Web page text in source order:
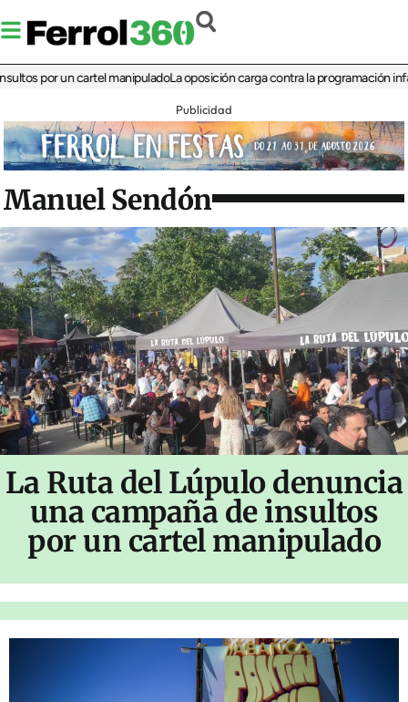
por un cartel manipuladoLa oposición carga contra la programación infantil
Publicidad
Manuel Sendón
La Ruta del Lúpulo denuncia
una campaña de insultos
por un cartel manipulado